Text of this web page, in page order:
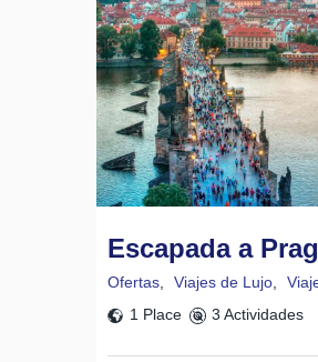
Escapada a
Ofertas, Viajes de Lujo,
1 Place
3 Actividades